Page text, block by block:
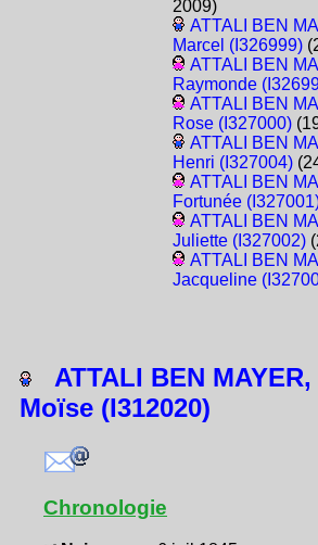
2009)
ATTALI BEN
Marcel (I326999)
ATTALI BEN
Raymonde
ATTALI BEN
Rose (I327000)
ATTALI BEN
Henri (I327004)
ATTALI BEN
Fortunée
ATTALI BEN
Juliette (I327002)
ATTALI BEN
Jacqueline
ATTALI BEN MAYER,
Moïse (I312020)
Chronologie